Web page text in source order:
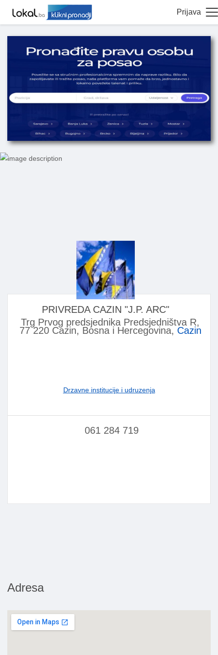
Prijava
PRIVREDA CAZIN "J.P. ARC"
Trg Prvog predsjednika Predsjedništva R,
77 220 Cazin, Bosna i Hercegovina, Cazin
Drzavne institucije i udruzenja
061 284 719
Adresa